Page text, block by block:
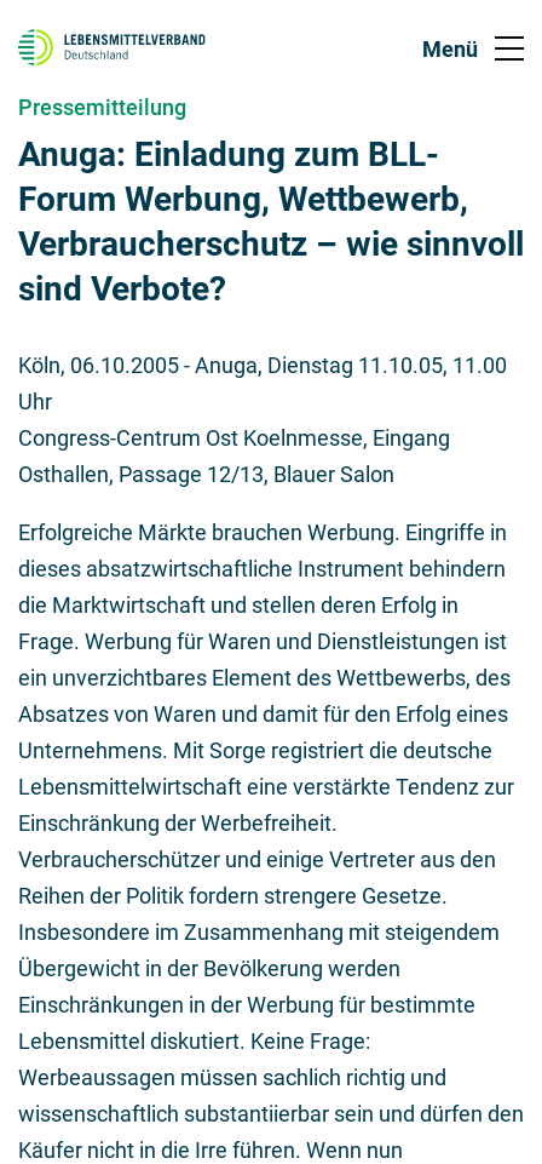
Pressemitteilung
Anuga: Einladung zum BLL-
Forum Werbung, Wettbewerb,
Verbraucherschutz – wie sinnvoll
sind Verbote?
Köln, 06.10.2005- Anuga, Dienstag 11.10.05, 11.00
Uhr
Congress-Centrum Ost Koelnmesse, Eingang
Osthallen, Passage 12/13, Blauer Salon
Erfolgreiche Märkte brauchen Werbung. Eingriffe in
dieses absatzwirtschaftliche Instrument behindern
die Marktwirtschaft und stellen deren Erfolg in
Frage. Werbung für Waren und Dienstleistungen ist
ein unverzichtbares Element des Wettbewerbs, des
Absatzes von Waren und damit für den Erfolg eines
Unternehmens. Mit Sorge registriert die deutsche
Lebensmittelwirtschaft eine verstärkte Tendenz zur
Einschränkung der Werbefreiheit.
Verbraucherschützer und einige Vertreter aus den
Reihen der Politik fordern strengere Gesetze.
Insbesondere im Zusammenhang mit steigendem
Übergewicht in der Bevölkerung werden
Einschränkungen in der Werbung für bestimmte
Lebensmittel diskutiert. Keine Frage:
Werbeaussagen müssen sachlich richtig und
wissenschaftlich substantiierbar sein und dürfen den
Käufer nicht in die Irre führen. Wenn nun